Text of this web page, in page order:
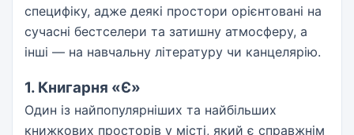
специфіку, адже деякі простори орієнтовані на
сучасні бестселери та затишну атмосферу, а
інші — на навчальну літературу чи канцелярію.
1. Книгарня «Є»
Один із найпопулярніших та найбільших
книжкових просторів у місті, який є справжнім